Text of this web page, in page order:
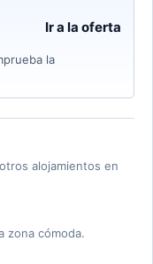
Ir a la oferta
la
alojamientos en
zona cómoda.